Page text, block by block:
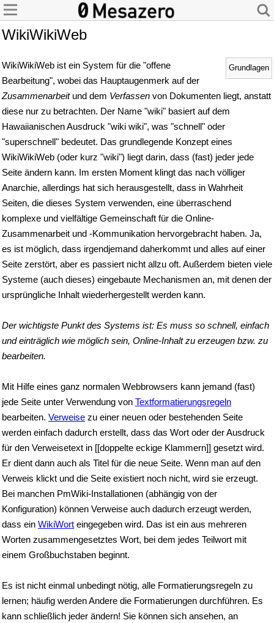
WikiWikiWeb
Grundlagen
WikiWikiWeb ist ein System für die "offene
Bearbeitung", wobei das Hauptaugenmerk auf der
Zusammenarbeitund dem Verfassen von Dokumenten liegt, anstatt
diese nur zu betrachten. Der Name "wiki" basiert auf dem
Hawaiianischen Ausdruck "wiki wiki", was "schnell" oder
"superschnell" bedeutet. Das grundlegende Konzept eines
WikiWikiWeb (oder kurz "wiki") liegt darin, dass (fast) jeder jede
Seite ändern kann. Im ersten Moment klingt das nach völliger
Anarchie, allerdings hat sich herausgestellt, dass in Wahrheit
Seiten, die dieses System verwenden, eine überraschend
komplexe und vielfältige Gemeinschaft für die Online-
Zusammenarbeit und -Kommunikation hervorgebracht haben. Ja,
es ist möglich, dass irgendjemand daherkommt und alles auf einer
Seite zerstört, aber es passiert nicht allzu oft. Außerdem bieten viele
Systeme (auch dieses) eingebaute Mechanismen an, mit denen der
ursprüngliche Inhalt wiederhergestellt werden kann.
Der wichtigste Punkt des Systems ist: Es muss so schnell, einfach
und einträglich wie möglich sein, Online-Inhalt zu erzeugen bzw. zu
bearbeiten.
Mit Hilfe eines ganz normalen Webbrowsers kann jemand (fast)
jede Seite unter Verwendung von Textformatierungsregeln
bearbeiten. Verweise zu einer neuen oder bestehenden Seite
werden einfach dadurch erstellt, dass das Wort oder der Ausdruck
für den Verweisetext in [[doppelte eckige Klammern]] gesetzt wird.
Er dient dann auch als Titel für die neue Seite. Wenn man auf den
Verweis klickt und die Seite existiert noch nicht, wird sie erzeugt.
Bei manchen PmWiki-Installationen (abhängig von der
Konfiguration) können Verweise auch dadurch erzeugt werden,
dass ein WikiWort eingegeben wird. Das ist ein aus mehreren
Worten zusammengesetztes Wort, bei dem jedes Teilwort mit
einem Großbuchstaben beginnt.
Es ist nicht einmal unbedingt nötig, alle Formatierungsregeln zu
lernen; häufig werden Andere die Formatierungen durchführen. Es
kann schließlich jeder ändern! Sie können sich ansehen, an